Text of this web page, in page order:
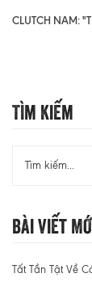
CLUTCH NAM:
Tìm Kiếm
Bài Viết
Tất Tần Tật Về